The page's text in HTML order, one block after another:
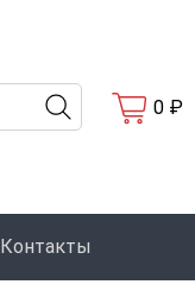
0 ₽
Контакты